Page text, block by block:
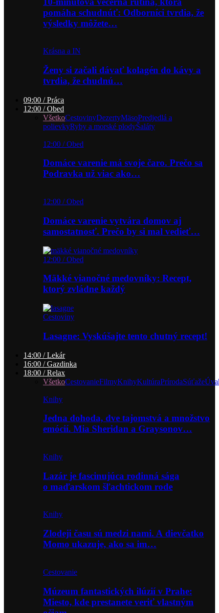
pomáha schudnúť: Odborníci tvrdia, že
výsledky môžete…
Krásna a IN
Ženy si začali dávať kolagén do kávy a
tvrdia, že chudnú…
09:00 / Práca
12:00 / Obed
VšetkoCestovinyDezertyMäsoPredjedlá a
polievkyRyby a morské plodyŠaláty
12:00 / Obed
Domáce varenie má svoje čaro. Prečo sa
Podravka už viac ako…
12:00 / Obed
Domáce varenie vytvára domov aj
samostatnosť. Prečo by si mal vedieť…
12:00 / Obed
Mäkké vianočné medovníky: Recept,
ktorý zvládne každý
Cestoviny
Lasagne: Vyskúšajte tento chutný recept!
14:00 / Lekár
16:00 / Gazdinka
18:00 / Relax
VšetkoCestovanieFilmyKnihyKultúraPrírodaSúťaže
Knihy
Jedna dohoda, dve tajomstvá a množstvo
emócií. Mia Sheridan a Graysonov…
Knihy
Lazár je fascinujúca rodinná sága
o maďarskom šľachtickom rode
Knihy
Zlodeji času sú medzi nami. A dievčatko
Momo ukazuje, ako sa im…
Cestovanie
Múzeum fantastických ilúzií v Prahe:
Miesto, kde prestanete veriť vlastným